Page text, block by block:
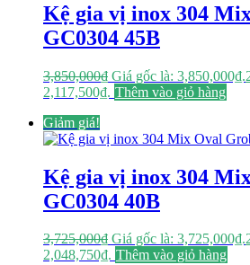
Kệ gia vị inox 304
GC0304 45B
3,850,000₫ Giá gốc là: 3,850,000₫.
2,117,500₫. Thêm vào giỏ hàng
Giảm giá!
Kệ gia vị inox 304
GC0304 40B
3,725,000₫ Giá gốc là: 3,725,000₫.
2,048,750₫. Thêm vào giỏ hàng